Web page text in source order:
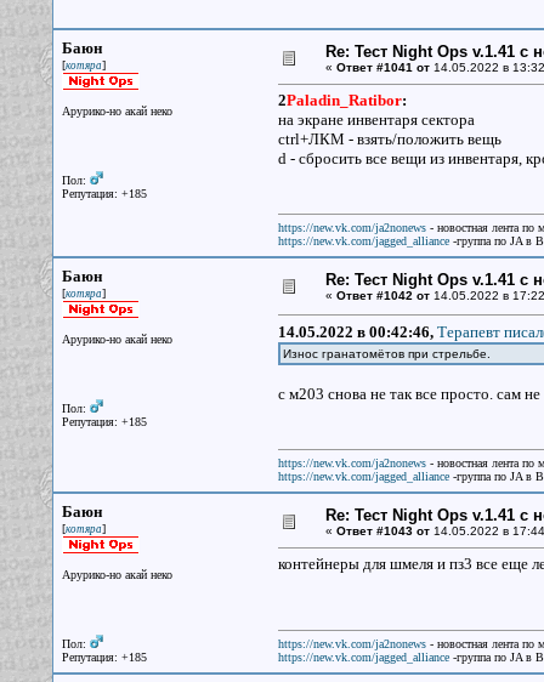
Баюн
[котяра]
Арурико-но акай неко
Пол:
Репутация: +185
Re: Тест Night Ops v.1.41 с
« Ответ #1041 от14.05.2022 в
2Paladin_Ratibor:
на экране инвентаря сектора
ctrl+ЛКМ - взять/положить вещь
d - сбросить все вещи из инвентаря,
https://new.vk.com/ja2nonews- новостная лента по
https://new.vk.com/jagged_alliance-группа по JA в
Баюн
[котяра]
Арурико-но акай неко
Пол:
Репутация: +185
Re: Тест Night Ops v.1.41 с
« Ответ #1042 от14.05.2022 в
14.05.2022 в 00:42:46, Терапевт
Износ гранатомётов при стрельбе.
с м203 снова не так все просто. сам
https://new.vk.com/ja2nonews- новостная лента по
https://new.vk.com/jagged_alliance-группа по JA в
Баюн
[котяра]
Арурико-но акай неко
Пол:
Репутация: +185
Re: Тест Night Ops v.1.41 с
« Ответ #1043 от14.05.2022 в
контейнеры для шмеля и пз3 все еще
https://new.vk.com/ja2nonews- новостная лента по
https://new.vk.com/jagged_alliance-группа по JA в